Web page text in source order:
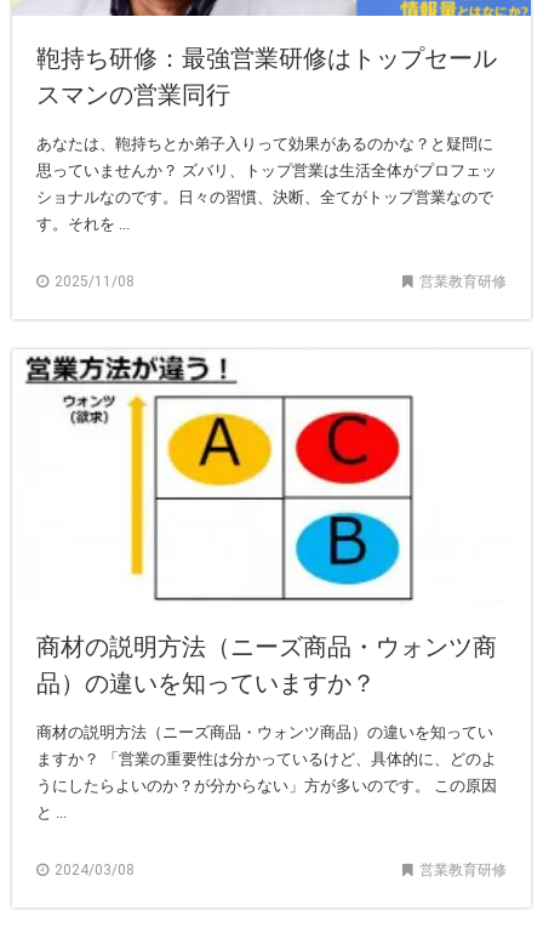
鞄持ち研修：最強営業研修はトップセール
スマンの営業同行
あなたは、鞄持ちとか弟子入りって効果があるのかな？と疑問に
思っていませんか？ ズバリ、トップ営業は生活全体がプロフェッ
ショナルなのです。日々の習慣、決断、全てがトップ営業なので
す。それを ...
2025/11/08 営業教育研修
商材の説明方法（ニーズ商品・ウォンツ商
品）の違いを知っていますか？
商材の説明方法（ニーズ商品・ウォンツ商品）の違いを知ってい
ますか？ 「営業の重要性は分かっているけど、具体的に、どのよ
うにしたらよいのか？が分からない」方が多いのです。 この原因
と ...
2024/03/08 営業教育研修